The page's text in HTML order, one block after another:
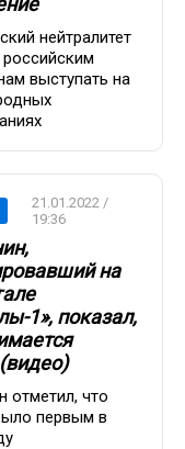
нейтралитет
выступать на
21.01.2022 /
19:36
на
1», показал,
отметил, что
первым в